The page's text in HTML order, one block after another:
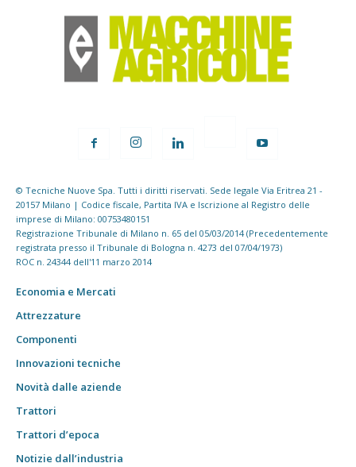
© Tecniche Nuove Spa. Tutti i diritti riservati. Sede legale Via Eritrea 21 -
20157 Milano | Codice fiscale, Partita IVA e Iscrizione al Registro delle
imprese di Milano: 00753480151
Registrazione Tribunale di Milano n. 65 del 05/03/2014 (Precedentemente
registrata presso il Tribunale di Bologna n. 4273 del 07/04/1973)
ROC n. 24344 dell'11 marzo 2014
Economia e Mercati
Attrezzature
Componenti
Innovazioni tecniche
Novità dalle aziende
Trattori
Trattori d’epoca
Notizie dall’industria